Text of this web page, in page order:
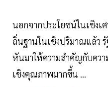
นอกจากประโยชน์ในเชิงเ
ถิ่นฐานในเชิงปริมาณแล้ว
หันมาให้ความสำคัญกับคว
เชิงคุณภาพมากขึ้น ...